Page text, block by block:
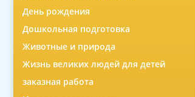
День рождения
Дошкольная подготовка
Животные и природа
Жизнь великих людей для детей
заказная работа